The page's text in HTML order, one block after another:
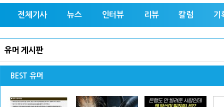
전체기사 뉴스 인터뷰 리뷰 칼럼 기
유머 게시판
BEST 유머